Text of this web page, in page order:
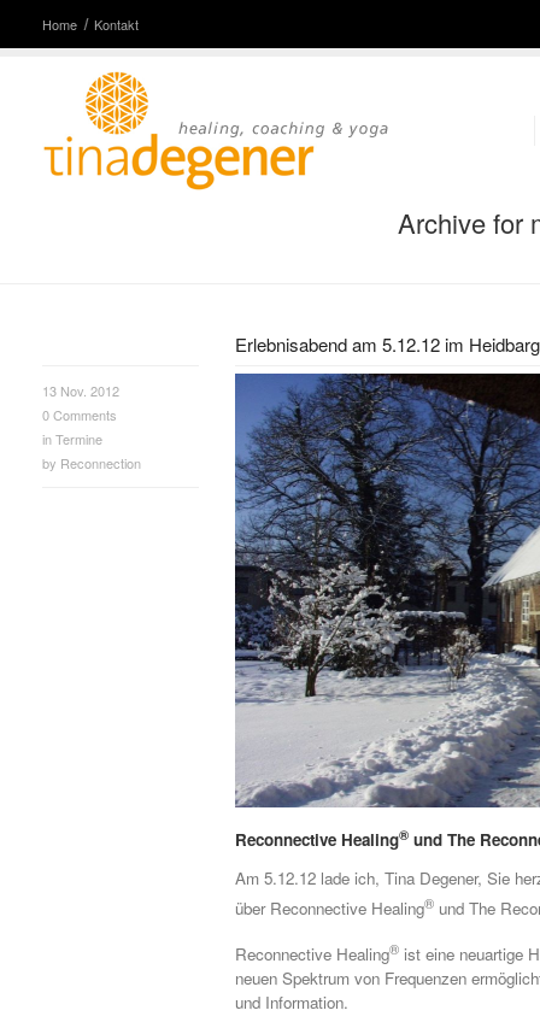
Home Kontakt
Archive for
Erlebnisabend am 5.12.12 im
13 Nov. 2012
0Comments
inTermine
by Reconnection
Reconnective Healing® und The
Am 5.12.12 lade ich, Tina Degener, Sie
über Reconnective Healing® und The
Reconnective Healing® ist eine neuartige
neuen Spektrum von Frequenzen
und Information.